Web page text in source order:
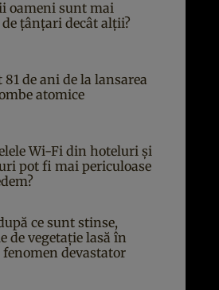
oameni sunt mai
țânțari decât alții?
81 de ani de la lansarea
atomice
Wi-Fi din hoteluri și
pot fi mai periculoase
ce sunt stinse,
de vegetație lasă în
devastator